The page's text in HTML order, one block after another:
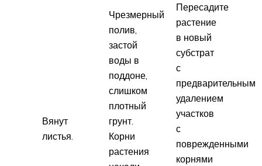
Вянут
листья.
Чрезмерный
полив,
застой
воды в
поддоне,
слишком
плотный
грунт.
Корни
растения
Пересадите
растение
в новый
субстрат
с
предварительным
удалением
участков
с
поврежденными
корнями